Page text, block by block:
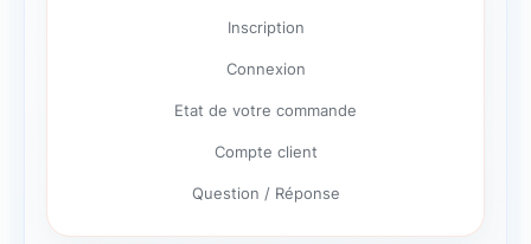
Inscription
Connexion
Etat de votre commande
Compte client
Question / Réponse